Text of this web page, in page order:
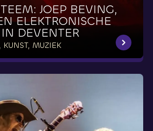
JOEP BEVING,
ELEKTRONISCHE
IN DEVENTER
KUNST, MUZIEK